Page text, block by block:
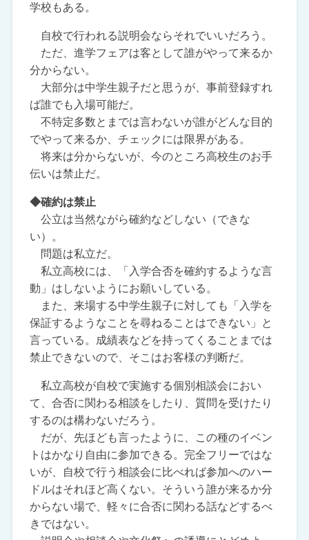
学校もある。
自校で行われる説明会ならそれでいいだろう。
ただ、進学フェアは客として誰がやって来るか
分からない。
大部分は中学生親子だと思うが、事前登録すれ
ば誰でも入場可能だ。
不特定多数とまでは言わないが誰がどんな目的
でやって来るか、チェックには限界がある。
将来は分からないが、今のところ高校生のお手
伝いは禁止だ。
◆確約は禁止
公立は当然ながら確約などしない（できな
い）。
問題は私立だ。
私立高校には、「入学合否を確約するような言
動」はしないようにお願いしている。
また、来場する中学生親子に対しても「入学を
保証するようなことを尋ねることはできない」と
言っている。成績表などを持ってくることまでは
禁止できないので、そこはお客様の判断だ。
私立高校が自校で実施する個別相談会におい
て、合否に関わる相談をしたり、質問を受けたり
するのは構わないだろう。
だが、先ほども言ったように、この種のイベン
トはかなり自由に参加できる。完全フリーではな
いが、自校で行う相談会に比べれば参加へのハー
ドルはそれほど高くない。そういう誰が来るか分
からない場で、軽々に合否に関わる話などするべ
きではない。